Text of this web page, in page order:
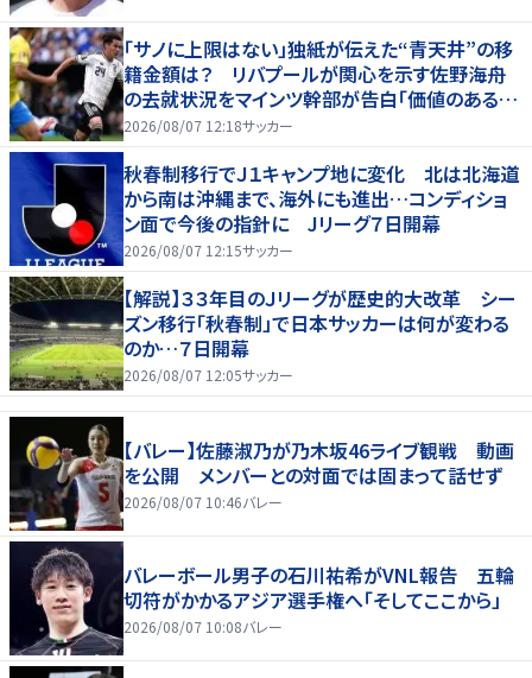
「サノに上限はない」独紙が伝えた“青天井”の移
籍金額は？ リバプールが関心を示す佐野海舟
の去就状況をマインツ幹部が告白「価値のあるも
のになる」
2026/08/07 12:18サッカー
秋春制移行でＪ１キャンプ地に変化 北は北海道
から南は沖縄まで、海外にも進出…コンディショ
ン面で今後の指針に Jリーグ７日開幕
2026/08/07 12:15サッカー
【解説】３３年目のＪリーグが歴史的大改革 シー
ズン移行「秋春制」で日本サッカーは何が変わる
のか…７日開幕
2026/08/07 12:05サッカー
【バレー】佐藤淑乃が乃木坂46ライブ観戦 動画
を公開 メンバーとの対面では固まって話せず
2026/08/07 10:46バレー
バレーボール男子の石川祐希がVNL報告 五輪
切符がかかるアジア選手権へ「そしてここから」
2026/08/07 10:08バレー